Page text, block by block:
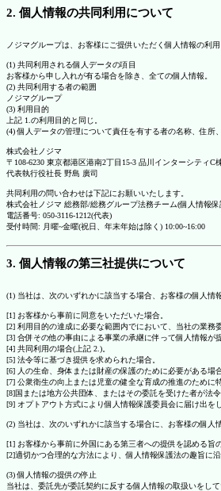
2. 個人情報の共同利用について
ノジマグループは、お客様にご提供いただく個人情報の利
(1) 共同利用される個人データの項目
お客様から申し入れが有る場合を除き、全ての個人情報。
(2) 共同利用する者の範囲
ノジマグループ
(3) 利用目的
上記 1.の利用目的と同じ。
(4) 個人データの管理について責任を有する者の名称、住所
株式会社ノジマ
〒108-6230 東京都港区港南2丁目15-3 品川インターシティC
代表執行役社長 野島 廣司
共同利用の問い合わせは下記にお願いいたします。
株式会社ノジマ 総務部/総務グループ法務チーム(個人情報
電話番号: 050-3116-1212(代表)
受付時間: 月曜~金曜(祝日、年末年始は除く) 10:00~16:00
3. 個人情報の第三社提供について
(1) 当社は、次のいずれかに該当する場合、お客様の個人情
[1] お客様から事前に同意をいただいた場合。
[2] 利用目的の達成に必要な範囲内でにおいて、当社の業務
[3] 合併その他の事由による事業の承継に伴って個人情報が
[4] 共同利用の場合(上記 2.)。
[5] 法令等に基づき提供を求められた場合。
[6] 人の生命、身体または財産の保護のために必要がある場
[7] 公衆衛生の向上または児童の健全な育成の推進のために
[8]国または地方公共団体、またはその委託を受けた者が法
[9] オプトアウト方式により個人情報保護委員会に届け出を
(2) 当社は、次のいずれかに該当する場合に、お客様の個人
[1] お客様から事前に外国にある第三者への提供を認める旨
[2]適切かつ合理的な方法により、個人情報保護法の趣旨に
(3) 個人情報の提供の停止
当社は、委託先が委託契約に反する個人情報の取扱いをし